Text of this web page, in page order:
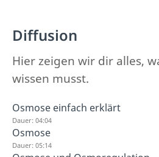
Diffusion
Hier zeigen wir dir alles,
wissen musst.
Osmose einfach erklärt
Dauer: 04:04
Osmose
Dauer: 05:14